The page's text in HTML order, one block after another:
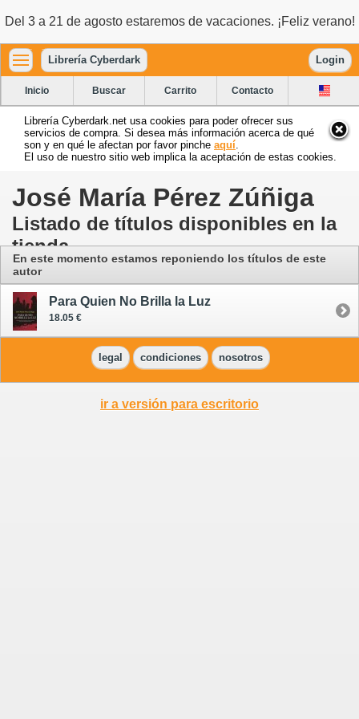
Del 3 a 21 de agosto estaremos de vacaciones. ¡Feliz verano!
Librería Cyberdark Login
Inicio Buscar Carrito Contacto
Librería Cyberdark.net usa cookies para poder ofrecer sus
servicios de compra. Si desea más información acerca de qué
son y en qué le afectan por favor pinche aquí
El uso de nuestro sitio web implica la aceptación de estas cookies.
José María Pérez Zúñiga
Listado de títulos disponibles en la
tienda
En este momento estamos reponiendo los títulos de este
autor
Para Quien No Brilla la Luz
18.05 €
legal condiciones nosotros
ir a versión para escritorio